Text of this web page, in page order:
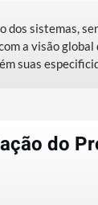
dos sistemas,
a visão global
suas
do